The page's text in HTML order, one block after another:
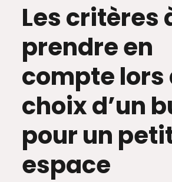
Les critères
prendre en
compte lors
choix d’un
pour un
espace